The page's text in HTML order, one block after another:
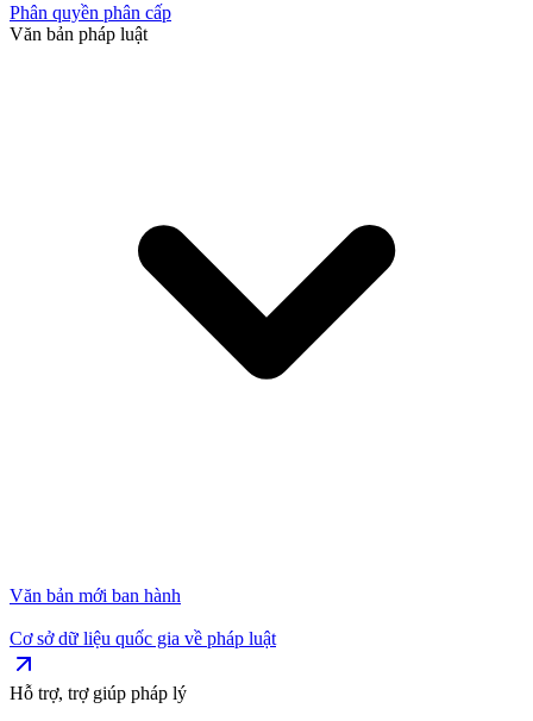
Phân quyền phân cấp
Văn bản pháp luật
Văn bản mới ban hành
Cơ sở dữ liệu quốc gia về pháp luật
Hỗ trợ, trợ giúp pháp lý